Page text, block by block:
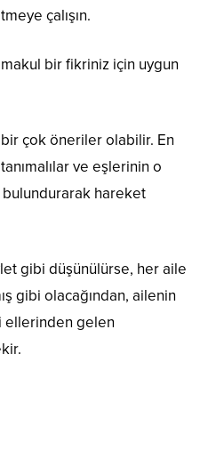
çalışın.
bir fikriniz için uygun
bir çok öneriler olabilir. En
ve eşlerinin o
bulundurarak hareket
gibi düşünülürse, her aile
gibi olacağından, ailenin
ellerinden gelen